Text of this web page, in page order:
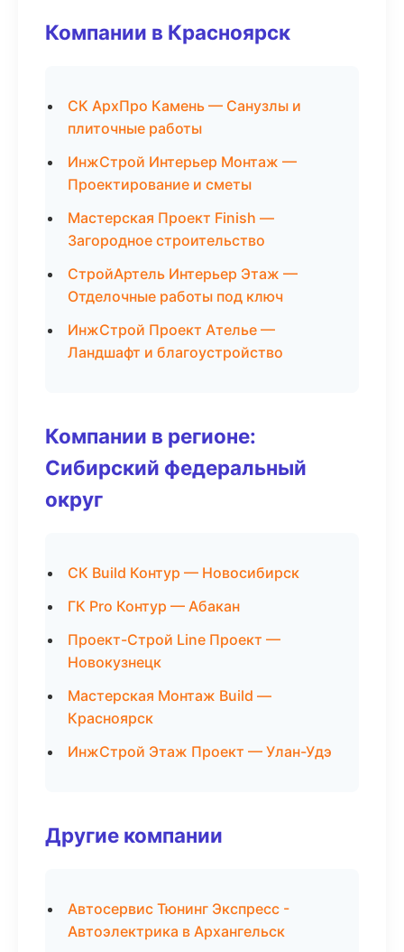
Компании в Красноярск
СК АрхПро Камень — Санузлы и
плиточные работы
ИнжСтрой Интерьер Монтаж —
Проектирование и сметы
Мастерская Проект Finish —
Загородное строительство
СтройАртель Интерьер Этаж —
Отделочные работы под ключ
ИнжСтрой Проект Ателье —
Ландшафт и благоустройство
Компании в регионе:
Сибирский федеральный
округ
СК Build Контур — Новосибирск
ГК Pro Контур — Абакан
Проект-Строй Line Проект —
Новокузнецк
Мастерская Монтаж Build —
Красноярск
ИнжСтрой Этаж Проект — Улан-Удэ
Другие компании
Автосервис Тюнинг Экспресс -
Автоэлектрика в Архангельск